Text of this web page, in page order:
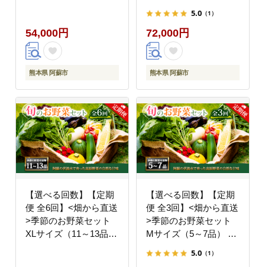
地直送 毎月 採れたて
朝採れ みずみずしい 甘
い 美味しい 人気 安心
安全 おすすめ お中元
54,000円
熊本県 阿蘇市
新鮮 減農薬 高原 旬 産
地直送 毎月 採れたて
朝採れ みずみずしい 甘
い 美味しい 人気 安心
安全 おすすめ お中元
5.0 （1）
72,000円
熊本県 阿蘇市
【選べる回数】【定期
便 全6回】<畑から直送
>季節のお野菜セット
XLサイズ（11～13品）
【選べる回数】【定期
便 全3回】<畑から直送
>季節のお野菜セット
Mサイズ（5～7品） 詰
新鮮 減農薬 高原 旬 産
5.0 （1）